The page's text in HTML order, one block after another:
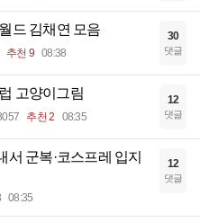
드 김채연 모음
추천 9 08:38
30
댓글
고양이그림
추천 2 08:35
12
댓글
서 군복·코스프레 입지
08:35
12
댓글